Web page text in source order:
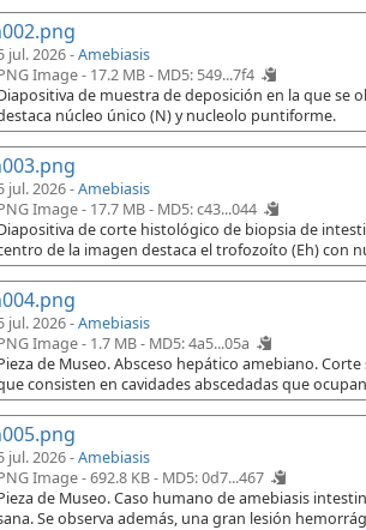
jul. 2026 -Amebiasis
Image - 17.2 MB - MD5: 549...7f4
de muestra de deposición en la que se
núcleo único (N) y nucleolo puntiforme.
jul. 2026 -Amebiasis
Image - 17.7 MB - MD5: c43...044
de corte histológico de biopsia de
de la imagen destaca el trofozoíto (Eh) con
jul. 2026 -Amebiasis
Image - 1.7 MB - MD5: 4a5...05a
de Museo. Absceso hepático amebiano.
consisten en cavidades abscedadas que
jul. 2026 -Amebiasis
Image - 692.8 KB - MD5: 0d7...467
de Museo. Caso humano de amebiasis
Se observa además, una gran lesión